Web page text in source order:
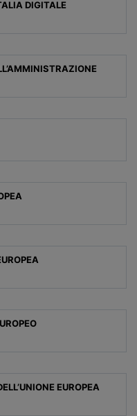
DIGITALE
EUROPEA